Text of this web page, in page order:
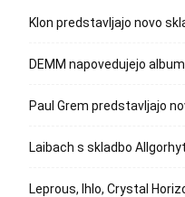
Klon predstavljajo novo
DEMM napovedujejo
Paul Grem predstavljajo
Laibach s skladbo
Leprous, Ihlo, Crystal